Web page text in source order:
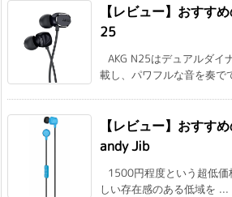
【レビュー】おすす
25
AKG N25はデュアルダイ
載し、パワフルな音を奏で
【レビュー】おすす
andy Jib
1500円程度という超低
しい存在感のある低域を ...